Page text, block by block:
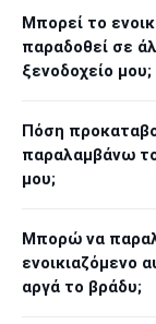
Μπορεί το
παραδοθεί σε
ξενοδοχείο μου;
Πόση
παραλαμβάνω το
μου;
Μπορώ να
ενοικιαζόμενο
αργά το βράδυ;